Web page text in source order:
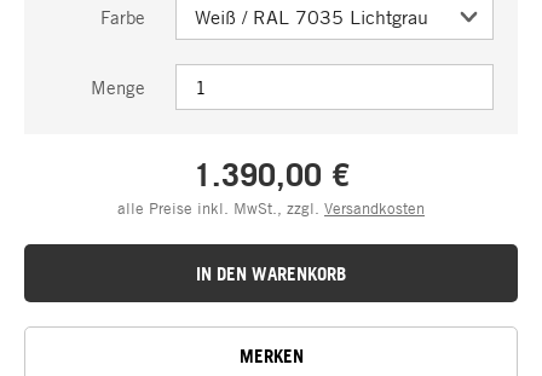
Farbe
Menge
1.390,00 €
alle Preise inkl. MwSt., zzgl. Versandkosten
IN DEN WARENKORB
MERKEN